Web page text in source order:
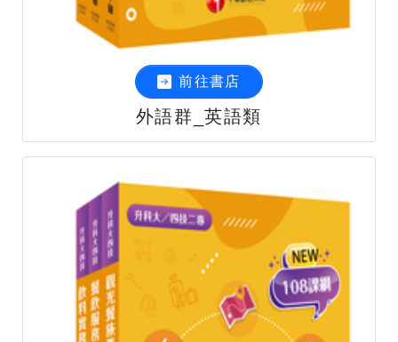
前往書店
外語群_英語類